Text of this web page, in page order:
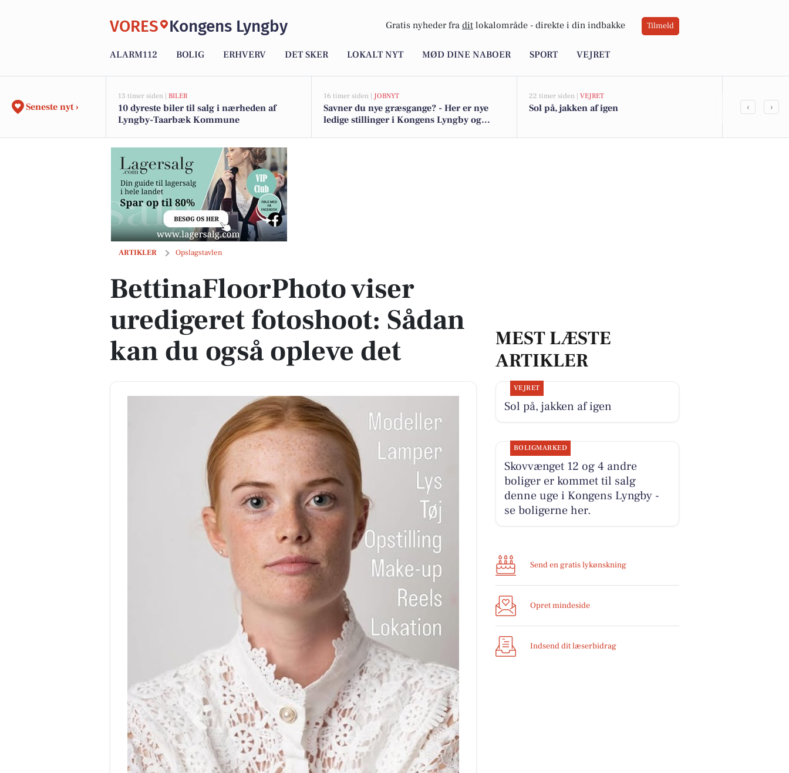
VORES Kongens Lyngby Gratis nyheder fra dit lokalområde - direkte i din indbakke Tilmeld
ALARM112 BOLIG ERHVERV DET SKER LOKALT NYT MØD DINE NABOER SPORT VEJRET
Seneste nyt ›
13 timer siden | BILER
10 dyreste biler til salg i nærheden af
Lyngby-Taarbæk Kommune
16 timer siden | JOBNYT
Savner du nye græsgange? - Her er nye
ledige stillinger i Kongens Lyngby og
22 timer siden | VEJRET
Sol på, jakken af igen
Workshop
‹ ›
ARTIKLER Opslagstavlen
BettinaFloorPhoto viser uredigeret fotoshoot: Sådan kan du også opleve det
BettinaFloorPhoto viser
uredigeret fotoshoot: Sådan
kan du også opleve det
MEST LÆSTE
ARTIKLER
VEJRET
Sol på, jakken af igen
BOLIGMARKED
Skovvænget 12 og 4 andre
boliger er kommet til salg
denne uge i Kongens Lyngby -
se boligerne her.
Send en gratis lykønskning
Opret mindeside
Indsend dit læserbidrag